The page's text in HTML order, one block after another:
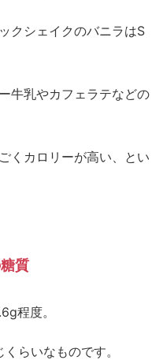
クシェイクのバニラはS
牛乳やカフェラテなどの
くカロリーが高い、とい
質
程度。
らいなものです。